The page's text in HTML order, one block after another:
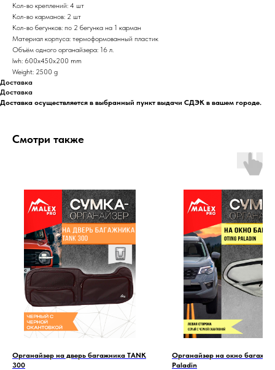
Кол-во креплений: 4 шт
Кол-во карманов: 2 шт
Кол-во бегунков: по 2 бегунка на 1 карман
Материал корпуса: термоформованный пластик
Объём одного органайзера: 16 л.
lwh: 600x450x200 mm
Weight: 2500 g
Доставка
Доставка
Доставка осуществляется в выбранный пункт выдачи СДЭК в вашем городе.
Смотри также
Органайзер на дверь багажника TANK
300
Органайзер на окно
Paladin